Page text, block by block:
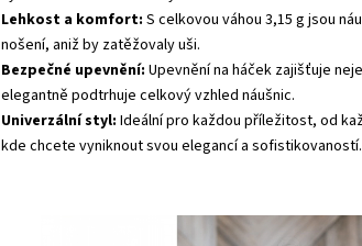
Lehkost a komfort: S celkovou váhou 3,15 g jsou
nošení, aniž by zatěžovaly uši.
Bezpečné upevnění: Upevnění na háček zajišťuje
elegantně podtrhuje celkový vzhled náušnic.
Univerzální styl: Ideální pro každou příležitost, od
kde chcete vyniknout svou elegancí a sofistikovaností.